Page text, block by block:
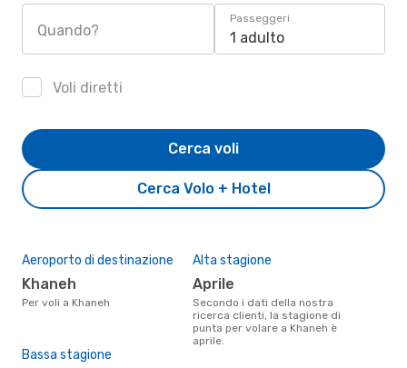
Quando?
Passeggeri
1 adulto
Voli diretti
Cerca Volo + Hotel
Cerca voli
Aeroporto di destinazione
Khaneh
Per voli a Khaneh
Alta stagione
aprile
Secondo i dati della nostra
ricerca clienti, la stagione di
punta per volare a Khaneh è
aprile.
Bassa stagione